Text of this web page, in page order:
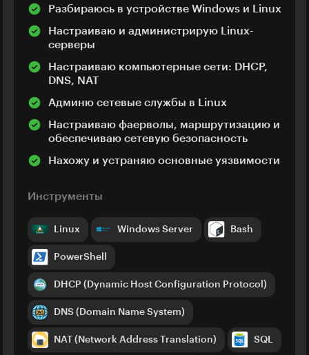
Разбираюсь в устройстве Windows и Linux
Настраиваю и администрирую Linux-
серверы
Настраиваю компьютерные сети: DHCP,
DNS, NAT
Админю сетевые службы в Linux
Настраиваю фаерволы, маршрутизацию и
обеспечиваю сетевую безопасность
Нахожу и устраняю основные уязвимости
Инструменты
Linux Windows Server Bash
PowerShell
DHCP (Dynamic Host Configuration Protocol)
DNS (Domain Name System)
NAT (Network Address Translation) SQL